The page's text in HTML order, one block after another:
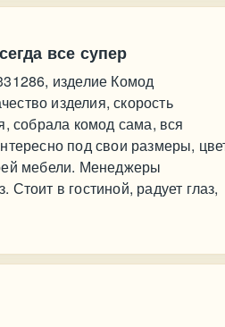
все супер
изделие Комод
изделия, скорость
собрала комод сама, вся
под свои размеры,
мебели. Менеджеры
в гостиной, радует глаз,